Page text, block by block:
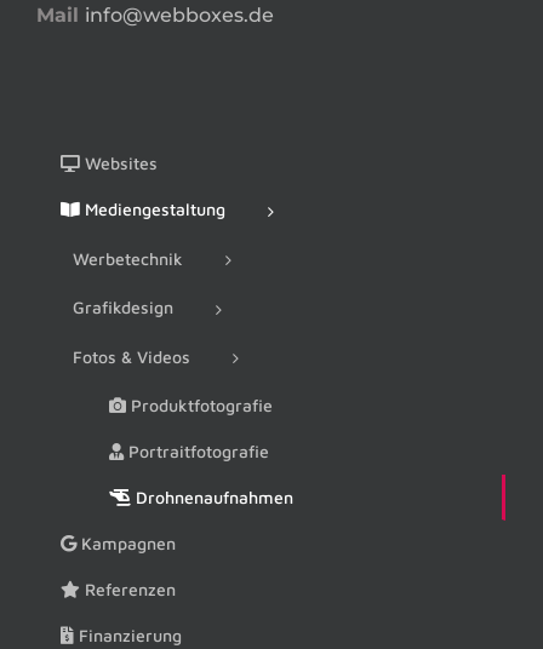
Mail info@webboxes.de
Websites
Mediengestaltung
Werbetechnik
Grafikdesign
Fotos & Videos
Produktfotografie
Portraitfotografie
Drohnenaufnahmen
Kampagnen
Referenzen
Finanzierung